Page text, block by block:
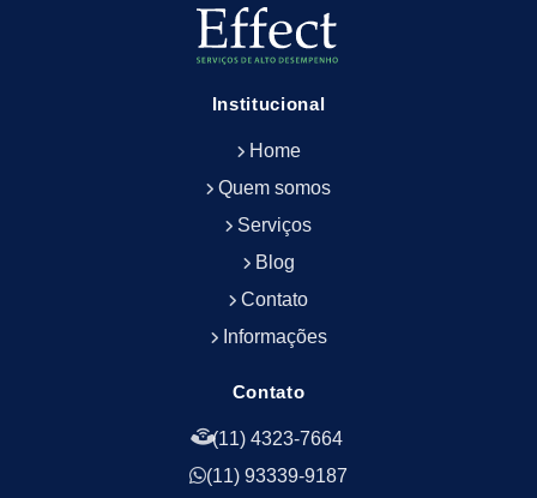
Empresa de Limpeza de Fachadas
Empresa de Limpeza e Conservação Predial
Empresa de Portaria e Controlador de Acesso
Empresa de Portaria e Limpeza
Empresa de Serviços Terceirizados
Empresa de Terceirização de Portaria
Empresa de Terceirização de Serviços de
Empresa de Terceirização de Serviços de
Empresa de Zeladoria e Portaria
Empresas Terceirizadas Recepção
Institucional
Home
Quem somos
Serviços
Blog
Contato
Informações
Contato
(11) 4323-7664
(11) 93339-9187